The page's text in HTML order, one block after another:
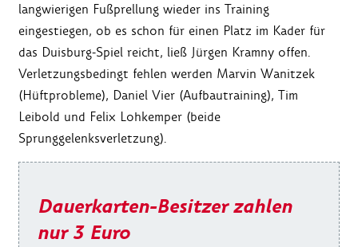
langwierigen Fußprellung wieder ins Training
eingestiegen, ob es schon für einen Platz im Kader für
das Duisburg-Spiel reicht, ließ Jürgen Kramny offen.
Verletzungsbedingt fehlen werden Marvin Wanitzek
(Hüftprobleme), Daniel Vier (Aufbautraining), Tim
Leibold und Felix Lohkemper (beide
Sprunggelenksverletzung).
Dauerkarten-Besitzer zahlen
nur 3 Euro